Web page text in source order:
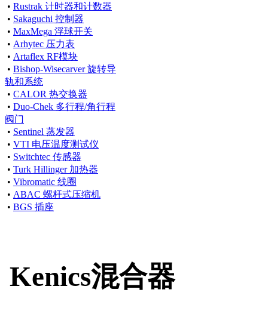
• Rustrak 计时器和计数器
• Sakaguchi 控制器
• MaxMega 浮球开关
• Arhytec 压力表
• Artaflex RF模块
• Bishop-Wisecarver 旋转导
轨和系统
• CALOR 热交换器
• Duo-Chek 多行程/角行程
阀门
• Sentinel 蒸发器
• VTI 电压温度测试仪
• Switchtec 传感器
• Turk Hillinger 加热器
• Vibromatic 线圈
• ABAC 螺杆式压缩机
• BGS 插座
Kenics混合器